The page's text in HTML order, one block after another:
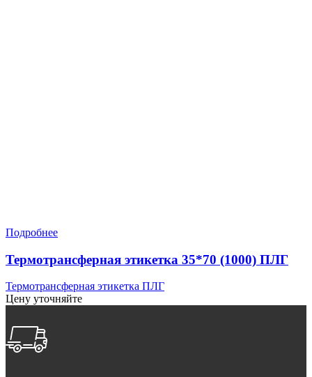
Подробнее
Термотрансферная этикетка 35*70 (1000) ПЛГ
Термотрансферная этикетка ПЛГ
Цену уточняйте